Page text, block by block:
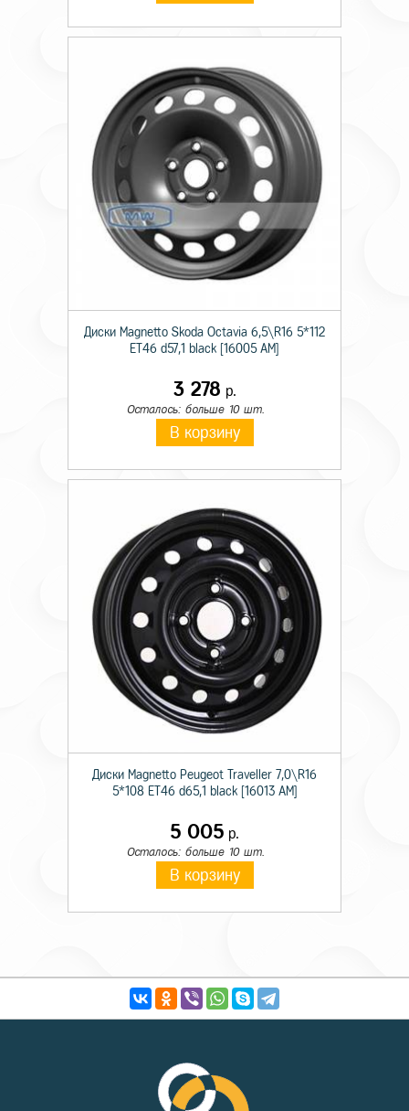
Диски Magnetto Skoda Octavia 6,5\R16 5*112
ET46 d57,1 black [16005 AM]
3 278 р.
Осталось: больше 10 шт.
В корзину
Диски Magnetto Peugeot Traveller 7,0\R16
5*108 ET46 d65,1 black [16013 AM]
5 005 р.
Осталось: больше 10 шт.
В корзину